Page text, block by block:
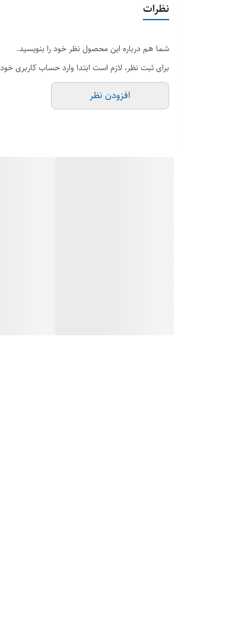
برند : الحمبرا
حجم : 100میل
جنسیت : زنانه
رایحه : ملایم و شیرین
مشابه : عطر ورساچه برایت کریستال صورتی
نظرات
شما هم درباره این محصول نظر خود را بنویسید.
برای ثبت نظر، لازم است ابتدا وارد حساب کاربری
افزودن نظر